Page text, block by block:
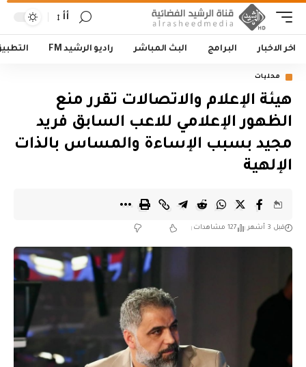
أأ
اخر الاخبار البرامج البث المباشر راديو الرشيد FM
محليات
هيئة الإعلام والاتصالات تقرر منع
الظهور الإعلامي للاعب السابق فريد
مجيد بسبب الإساءة والمساس بالذات
الإلهية
قبل 3 أشهر 127 مشاهدات